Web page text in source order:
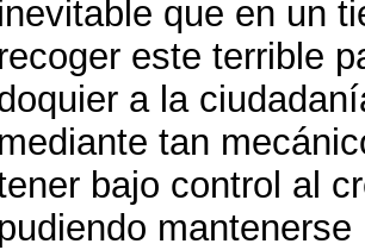
inevitable que en un
recoger este terrible
a la
mediante tan
bajo control al
pudiendo